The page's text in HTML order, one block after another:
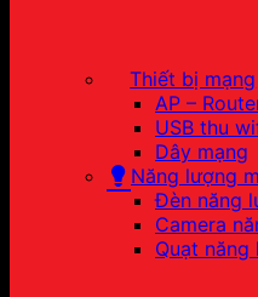
Thiết bị mạng
AP –
USB thu
Dây mạng
Năng lượng
Đèn năng
Camera
Quạt